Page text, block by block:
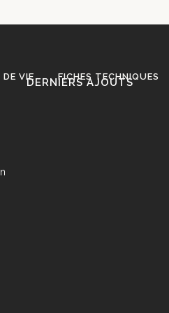
VIE FICHES TECHNIQUES
DERNIERS AJOUTS